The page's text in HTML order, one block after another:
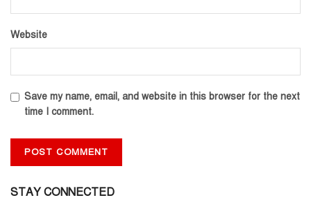
Website
Save my name, email, and website in this browser for the next
time I comment.
STAY CONNECTED